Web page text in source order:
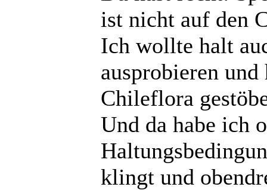
ist nicht auf den
Ich wollte halt
ausprobieren und
Chileflora
Und da habe ich
klingt und